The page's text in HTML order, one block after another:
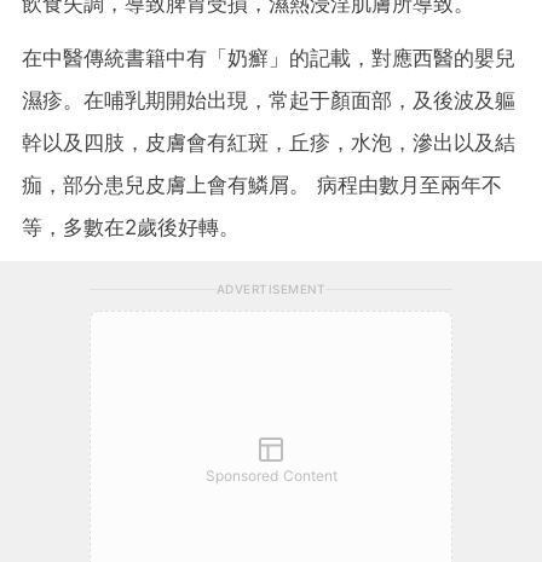
在中醫傳統書籍中有「奶癬」的記載，對應西醫的嬰兒
濕疹。在哺乳期開始出現，常起于顏面部，及後波及軀
幹以及四肢，皮膚會有紅斑，丘疹，水泡，滲出以及結
痂，部分患兒皮膚上會有鱗屑。 病程由數月至兩年不
等，多數在2歲後好轉。
ADVERTISEMENT
Sponsored Content